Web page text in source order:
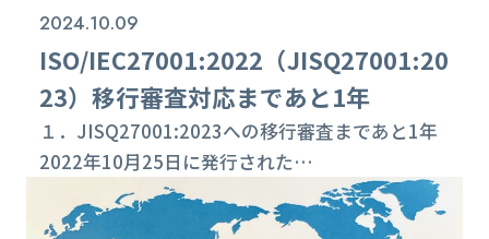
2024.10.09
ISO/IEC27001:2022（JISQ27001:20
23）移行審査対応まであと1年
１．JISQ27001:2023への移行審査まであと1年
2022年10月25日に発行された
ISO/IEC27001:2022（JISQ27001:2023）の移
行審査にリミットが、あと1年くらいに迫ってき